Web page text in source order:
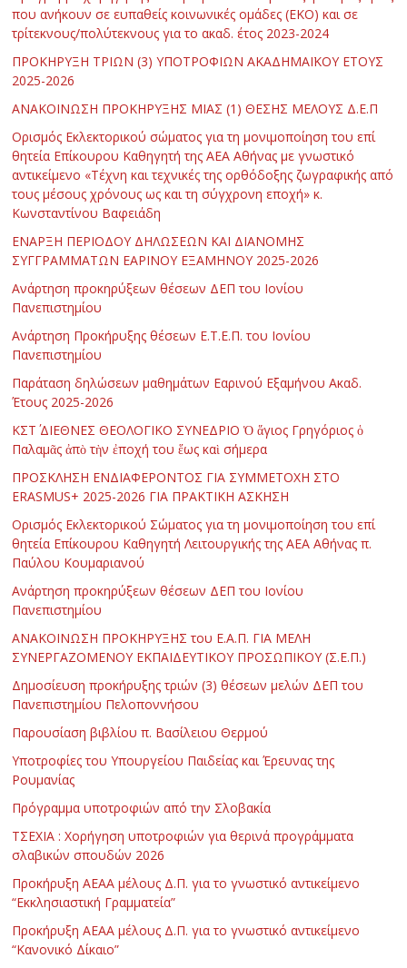
που ανήκουν σε ευπαθείς κοινωνικές ομάδες (ΕΚΟ) και σε
τρίτεκνους/πολύτεκνους για το ακαδ. έτος 2023-2024
ΠΡΟΚΗΡΥΞΗ ΤΡΙΩΝ (3) ΥΠΟΤΡΟΦΙΩΝ ΑΚΑΔΗΜΑΪΚΟΥ ΕΤΟΥΣ
2025-2026
ΑΝΑΚΟΙΝΩΣΗ ΠΡΟΚΗΡΥΞΗΣ ΜΙΑΣ (1) ΘΕΣΗΣ ΜΕΛΟΥΣ Δ.Ε.Π
Ορισμός Εκλεκτορικού σώματος για τη μονιμοποίηση του επί
θητεία Επίκουρου Καθηγητή της ΑΕΑ Αθήνας με γνωστικό
αντικείμενο «Τέχνη και τεχνικές της ορθόδοξης ζωγραφικής από
τους μέσους χρόνους ως και τη σύγχρονη εποχή» κ.
Κωνσταντίνου Βαφειάδη
ΕΝΑΡΞΗ ΠΕΡΙΟΔΟΥ ΔΗΛΩΣΕΩΝ ΚΑΙ ΔΙΑΝΟΜΗΣ
ΣΥΓΓΡΑΜΜΑΤΩΝ ΕΑΡΙΝΟΥ ΕΞΑΜΗΝΟΥ 2025-2026
Ανάρτηση προκηρύξεων θέσεων ΔΕΠ του Ιονίου
Πανεπιστημίου
Ανάρτηση Προκήρυξης θέσεων Ε.Τ.Ε.Π. του Ιονίου
Πανεπιστημίου
Παράταση δηλώσεων μαθημάτων Εαρινού Εξαμήνου Ακαδ.
Έτους 2025-2026
ΚΣΤ΄ ΔΙΕΘΝΕΣ ΘΕΟΛΟΓΙΚΟ ΣΥΝΕΔΡΙΟ Ὁ ἅγιος Γρηγόριος ὁ
Παλαμᾶς ἀπὸ τὴν ἐποχή του ἕως καὶ σήμερα
ΠΡΟΣΚΛΗΣΗ ΕΝΔΙΑΦΕΡΟΝΤΟΣ ΓΙΑ ΣΥΜΜΕΤΟΧΗ ΣΤΟ
ERASMUS+ 2025-2026 ΓΙΑ ΠΡΑΚΤΙΚΗ ΑΣΚΗΣΗ
Ορισμός Εκλεκτορικού Σώματος για τη μονιμοποίηση του επί
θητεία Επίκουρου Καθηγητή Λειτουργικής της ΑΕΑ Αθήνας π.
Παύλου Κουμαριανού
Ανάρτηση προκηρύξεων θέσεων ΔΕΠ του Ιονίου
Πανεπιστημίου
ΑΝΑΚΟΙΝΩΣΗ ΠΡΟΚΗΡΥΞΗΣ του Ε.Α.Π. ΓΙΑ ΜΕΛΗ
ΣΥΝΕΡΓΑΖΟΜΕΝΟΥ ΕΚΠΑΙΔΕΥΤΙΚΟΥ ΠΡΟΣΩΠΙΚΟΥ (Σ.Ε.Π.)
Δημοσίευση προκήρυξης τριών (3) θέσεων μελών ΔΕΠ του
Πανεπιστημίου Πελοποννήσου
Παρουσίαση βιβλίου π. Βασίλειου Θερμού
Υποτροφίες του Υπουργείου Παιδείας και Έρευνας της
Ρουμανίας
Πρόγραμμα υποτροφιών από την Σλοβακία
ΤΣΕΧΙΑ : Χορήγηση υποτροφιών για θερινά προγράμματα
σλαβικών σπουδών 2026
Προκήρυξη ΑΕΑΑ μέλους Δ.Π. για το γνωστικό αντικείμενο
“Εκκλησιαστική Γραμματεία”
Προκήρυξη ΑΕΑΑ μέλους Δ.Π. για το γνωστικό αντικείμενο
“Κανονικό Δίκαιο”